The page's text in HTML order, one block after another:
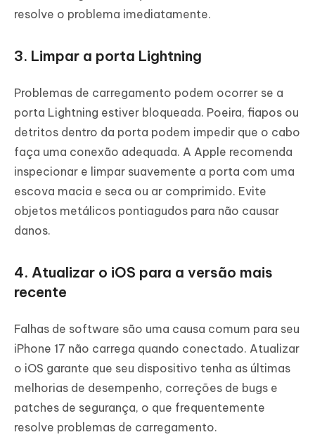
resolve o problema imediatamente.
3. Limpar a porta Lightning
Problemas de carregamento podem ocorrer se a
porta Lightning estiver bloqueada. Poeira, fiapos ou
detritos dentro da porta podem impedir que o cabo
faça uma conexão adequada. A Apple recomenda
inspecionar e limpar suavemente a porta com uma
escova macia e seca ou ar comprimido. Evite
objetos metálicos pontiagudos para não causar
danos.
4. Atualizar o iOS para a versão mais
recente
Falhas de software são uma causa comum para seu
iPhone 17 não carrega quando conectado. Atualizar
o iOS garante que seu dispositivo tenha as últimas
melhorias de desempenho, correções de bugs e
patches de segurança, o que frequentemente
resolve problemas de carregamento.